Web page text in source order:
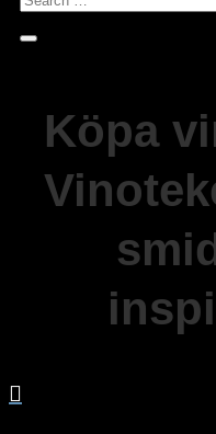
Köpa
